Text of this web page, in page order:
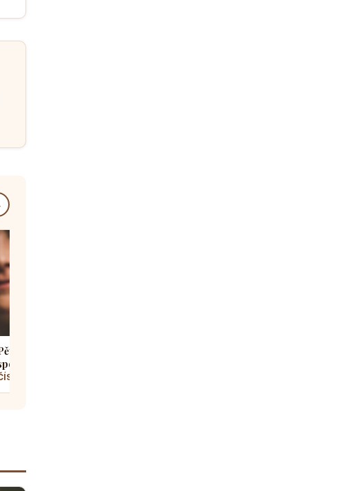
indoorových aktivit, které
zabaví znuděného
VÍCE →